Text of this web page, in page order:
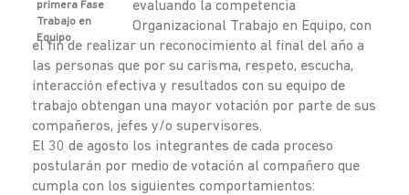
evaluando la competencia
Organizacional Trabajo en Equipo, con
el fin de realizar un reconocimiento al final del año a
las personas que por su carisma, respeto, escucha,
interacción efectiva y resultados con su equipo de
trabajo obtengan una mayor votación por parte de sus
compañeros, jefes y/o supervisores.
El 30 de agosto los integrantes de cada proceso
postularán por medio de votación al compañero que
cumpla con los siguientes comportamientos: